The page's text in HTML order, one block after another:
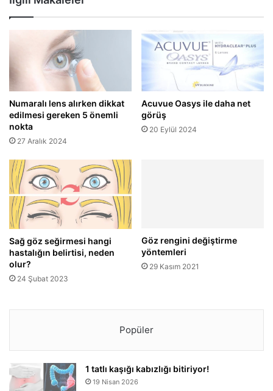
Numaralı lens alırken dikkat
edilmesi gereken 5 önemli
nokta
27 Aralık 2024
Acuvue Oasys ile daha net
görüş
20 Eylül 2024
Sağ göz seğirmesi hangi
hastalığın belirtisi, neden
olur?
24 Şubat 2023
Göz rengini değiştirme
yöntemleri
29 Kasım 2021
Popüler
1 tatlı kaşığı kabızlığı bitiriyor!
19 Nisan 2026